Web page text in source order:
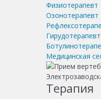
Физиотерапевт
Озонотерапевт
Гирудотерапевт
Медицинская
Терапия